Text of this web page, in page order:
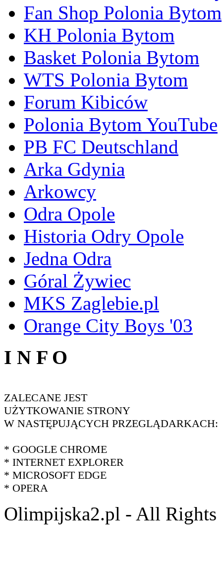
Fan Shop Polonia Bytom
KH Polonia Bytom
Basket Polonia Bytom
WTS Polonia Bytom
Forum Kibiców
Polonia Bytom YouTube
PB FC Deutschland
Arka Gdynia
Arkowcy
Odra Opole
Historia Odry Opole
Jedna Odra
Góral Żywiec
MKS Zaglebie.pl
Orange City Boys '03
I N F O
ZALECANE JEST
UŻYTKOWANIE STRONY
W NASTĘPUJĄCYCH PRZEGLĄDARKACH:
* GOOGLE CHROME
* INTERNET EXPLORER
* MICROSOFT EDGE
* OPERA
Olimpijska2.pl - All Rights